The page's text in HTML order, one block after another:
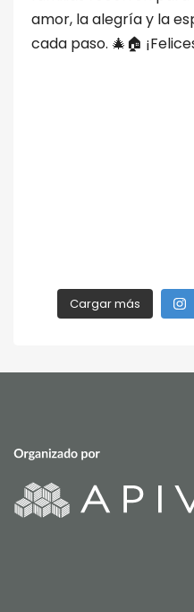
Cargar más